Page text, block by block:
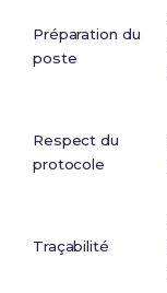
Préparation du
poste
Respect du
protocole
Traçabilité